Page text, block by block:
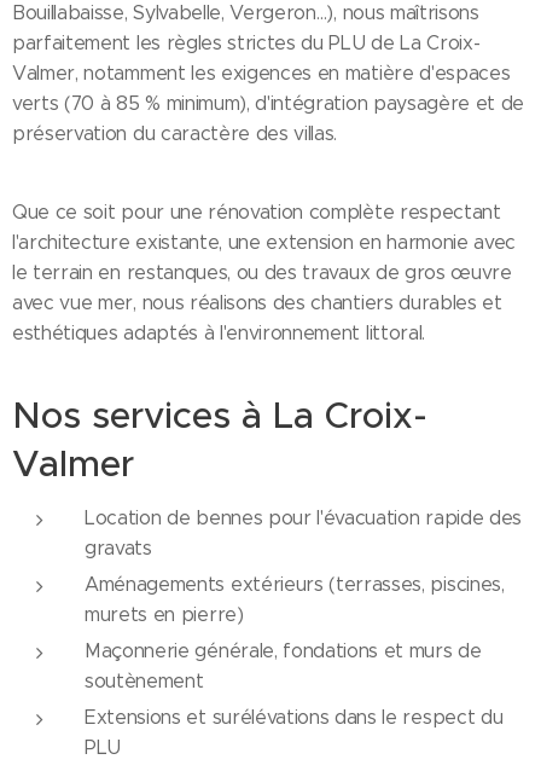
Bouillabaisse, Sylvabelle, Vergeron…), nous maîtrisons
parfaitement les règles strictes du PLU de La Croix-
Valmer, notamment les exigences en matière d'espaces
verts (70 à 85 % minimum), d'intégration paysagère et de
préservation du caractère des villas.
Que ce soit pour une rénovation complète respectant
l'architecture existante, une extension en harmonie avec
le terrain en restanques, ou des travaux de gros œuvre
avec vue mer, nous réalisons des chantiers durables et
esthétiques adaptés à l'environnement littoral.
Nos services à La Croix-
Valmer
Location de bennes pour l'évacuation rapide des
gravats
Aménagements extérieurs (terrasses, piscines,
murets en pierre)
Maçonnerie générale, fondations et murs de
soutènement
Extensions et surélévations dans le respect du
PLU